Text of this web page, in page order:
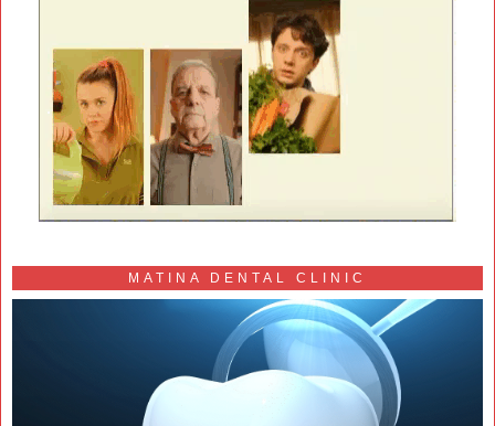
MATINA DENTAL CLINIC